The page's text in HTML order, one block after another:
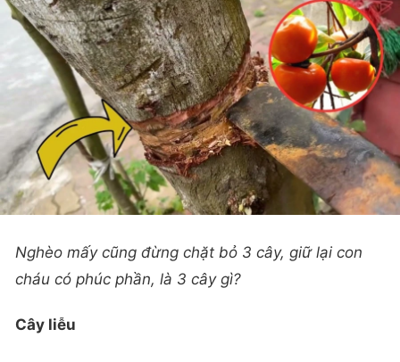
Nghèo mấy cũng đừng chặt bỏ 3 cây, giữ lại con
cháu có phúc phần, là 3 cây gì?
Cây liễu